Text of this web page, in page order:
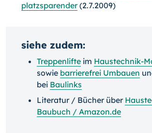
platzsparender(2.7.2009)
siehe zudem:
Treppenlifte im Haustechnik-
sowie barrierefrei Umbauen
bei Baulinks
Literatur / Bücher über
Baubuch / Amazon.de